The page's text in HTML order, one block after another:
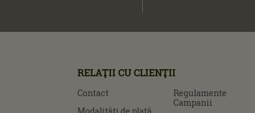
RELAŢII CU CLIENŢII
Contact
Modalităţi de plată
Regulamente
Campanii